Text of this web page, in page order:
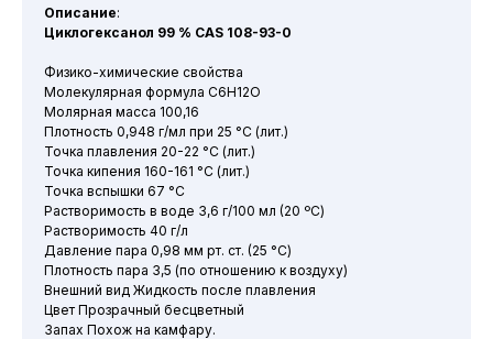
Описание:
Циклогексанол 99 % CAS 108-93-0
Физико-химические свойства
Молекулярная формула C6H12O
Молярная масса 100,16
Плотность 0,948 г/мл при 25 °C (лит.)
Точка плавления 20-22 °C (лит.)
Точка кипения 160-161 °C (лит.)
Точка вспышки 67 °C
Растворимость в воде 3,6 г/100 мл (20 ºC)
Растворимость 40 г/л
Давление пара 0,98 мм рт. ст. (25 °C)
Плотность пара 3,5 (по отношению к воздуху)
Внешний вид Жидкость после плавления
Цвет Прозрачный бесцветный
Запах Похож на камфару.